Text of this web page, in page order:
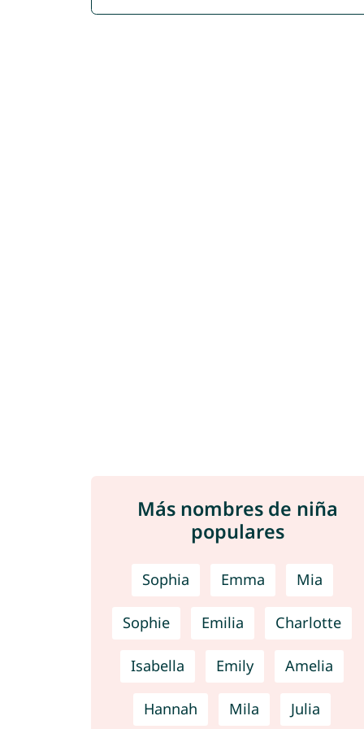
Más nombres de niña
populares
Sophia Emma Mia
Sophie Emilia Charlotte
Isabella Emily Amelia
Hannah Mila Julia